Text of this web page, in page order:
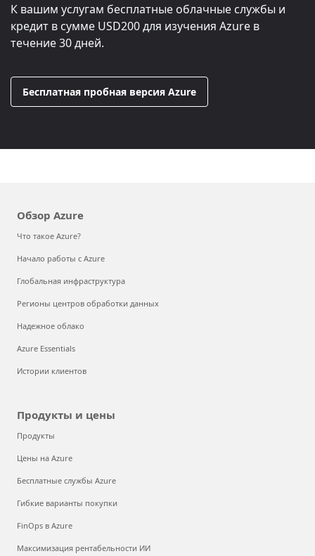
К вашим услугам бесплатные облачные службы и
кредит в сумме USD200для изучения Azure в
течение 30 дней.
Бесплатная пробная версия Azure
Обзор Azure
Что такое Azure?
Начало работы с Azure
Глобальная инфраструктура
Регионы центров обработки данных
Надежное облако
Azure Essentials
Истории клиентов
Продукты и цены
Продукты
Цены на Azure
Бесплатные службы Azure
Гибкие варианты покупки
FinOps в Azure
Максимизация рентабельности ИИ